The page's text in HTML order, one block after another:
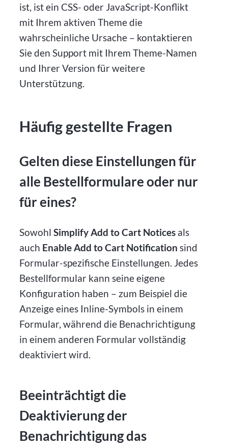
ist, ist ein CSS- oder JavaScript-Konflikt
mit Ihrem aktiven Theme die
wahrscheinliche Ursache – kontaktieren
Sie den Support mit Ihrem Theme-Namen
und Ihrer Version für weitere
Unterstützung.
Häufig gestellte Fragen
Gelten diese Einstellungen für
alle Bestellformulare oder nur
für eines?
SowohlSimplify Add to Cart Notices als
auch Enable Add to Cart Notification sind
Formular-spezifische Einstellungen. Jedes
Bestellformular kann seine eigene
Konfiguration haben – zum Beispiel die
Anzeige eines Inline-Symbols in einem
Formular, während die Benachrichtigung
in einem anderen Formular vollständig
deaktiviert wird.
Beeinträchtigt die
Deaktivierung der
Benachrichtigung das